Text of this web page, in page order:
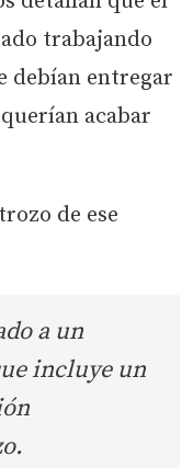
trabajando
debían entregar
acabar
de ese
a un
incluye un